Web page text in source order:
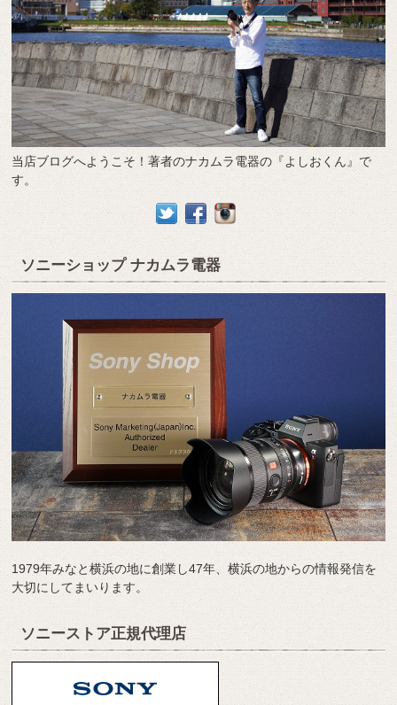
当店ブログへようこそ！著者のナカムラ電器の『よしおくん』で
す。
ソニーショップ ナカムラ電器
1979年みなと横浜の地に創業し47年、横浜の地からの情報発信を
大切にしてまいります。
ソニーストア正規代理店